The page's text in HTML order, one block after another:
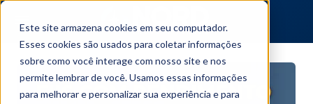
Este site armazena cookies em seu computador.
Esses cookies são usados para coletar informações
sobre como você interage com nosso site e nos
permite lembrar de você. Usamos essas informações
para melhorar e personalizar sua experiência e para